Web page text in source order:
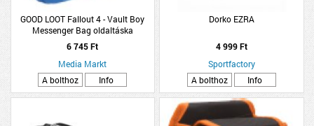
GOOD LOOT Fallout 4 - Vault Boy
Messenger Bag oldaltáska
(Kiegészítők/Relikviák)
6 745 Ft
Media Markt
A bolthoz
Info
Dorko EZRA
4 999 Ft
Sportfactory
A bolthoz
Info